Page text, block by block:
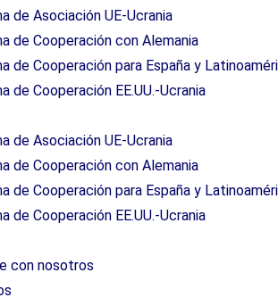
de Asociación UE-Ucrania
de Cooperación con Alemania
de Cooperación para España y
de Cooperación EE.UU.-Ucrania
de Asociación UE-Ucrania
de Cooperación con Alemania
de Cooperación para España y
de Cooperación EE.UU.-Ucrania
con nosotros